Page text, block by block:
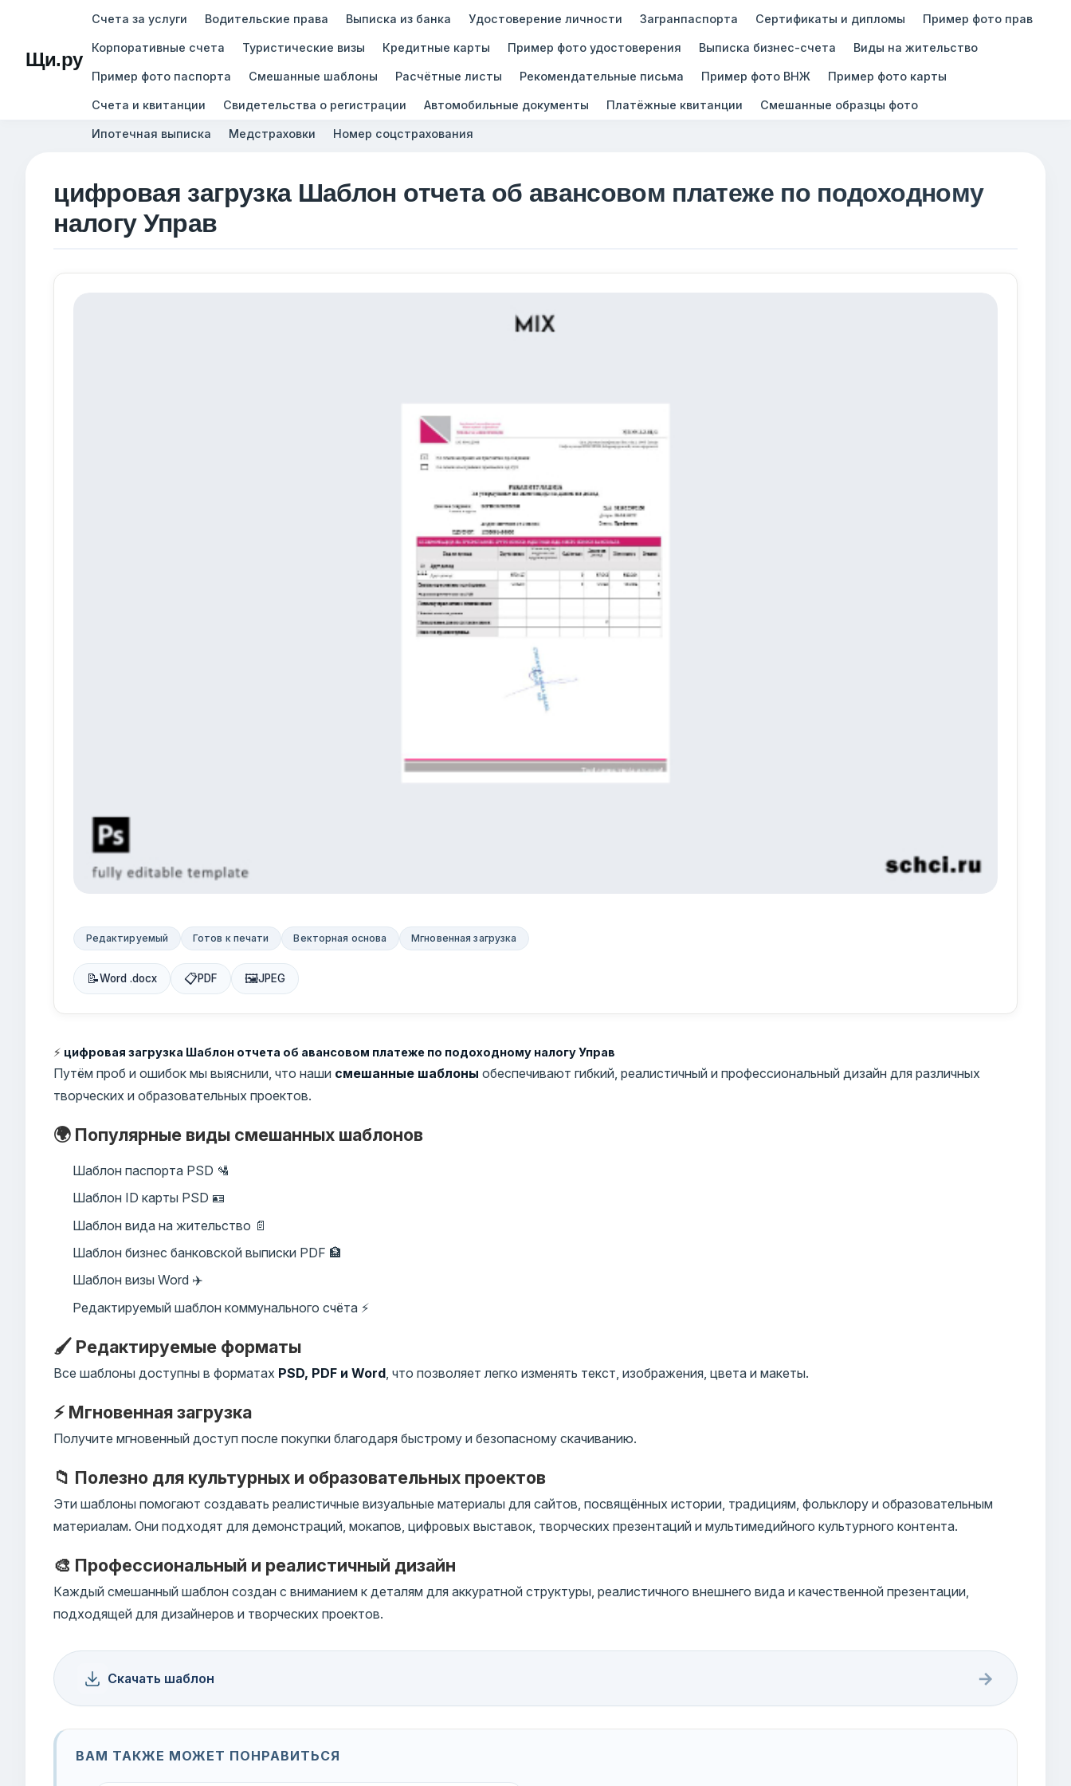
Щи.ру
Счета за услуги Водительские права Выписка из банка Удостоверение личности Загранпаспорта Сертификаты и дипломы Пример фото прав
Корпоративные счета Туристические визы Кредитные карты Пример фото удостоверения Выписка бизнес-счета Виды на жительство
Пример фото паспорта Смешанные шаблоны Расчётные листы Рекомендательные письма Пример фото ВНЖ Пример фото карты
Счета и квитанции Свидетельства о регистрации Автомобильные документы Платёжные квитанции Смешанные образцы фото
Ипотечная выписка Медстраховки Номер соцстрахования
цифровая загрузка Шаблон отчета об авансовом платеже по подоходному
налогу Управ
Редактируемый Готов к печати Векторная основа Мгновенная загрузка
📝Word .docx 📋PDF 🖼JPEG
⚡ цифровая загрузка Шаблон отчета об авансовом платеже по подоходному налогу Управ
Путём проб и ошибок мы выяснили, что наши смешанные шаблоны обеспечивают гибкий, реалистичный и профессиональный дизайн для различных
творческих и образовательных проектов.
🌍 Популярные виды смешанных шаблонов
Шаблон паспорта PSD 🛂
Шаблон ID карты PSD 🪪
Шаблон вида на жительство 📄
Шаблон бизнес банковской выписки PDF 🏦
Шаблон визы Word ✈️
Редактируемый шаблон коммунального счёта ⚡
🖌️ Редактируемые форматы
Все шаблоны доступны в форматах PSD, PDF и Word , что позволяет легко изменять текст, изображения, цвета и макеты.
⚡ Мгновенная загрузка
Получите мгновенный доступ после покупки благодаря быстрому и безопасному скачиванию.
📁 Полезно для культурных и образовательных проектов
Эти шаблоны помогают создавать реалистичные визуальные материалы для сайтов, посвящённых истории, традициям, фольклору и образовательным
материалам. Они подходят для демонстраций, мокапов, цифровых выставок, творческих презентаций и мультимедийного культурного контента.
🎨 Профессиональный и реалистичный дизайн
Каждый смешанный шаблон создан с вниманием к деталям для аккуратной структуры, реалистичного внешнего вида и качественной презентации,
подходящей для дизайнеров и творческих проектов.
Скачать шаблон →
ВАМ ТАКЖЕ МОЖЕТ ПОНРАВИТЬСЯ